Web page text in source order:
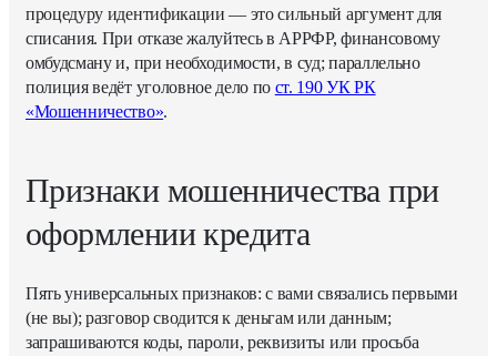
процедуру идентификации — это сильный аргумент для
списания. При отказе жалуйтесь в АРРФР, финансовому
омбудсману и, при необходимости, в суд; параллельно
полиция ведёт уголовное дело по ст. 190 УК РК
«Мошенничество».
Признаки мошенничества при
оформлении кредита
Пять универсальных признаков: с вами связались первыми
(не вы); разговор сводится к деньгам или данным;
запрашиваются коды, пароли, реквизиты или просьба